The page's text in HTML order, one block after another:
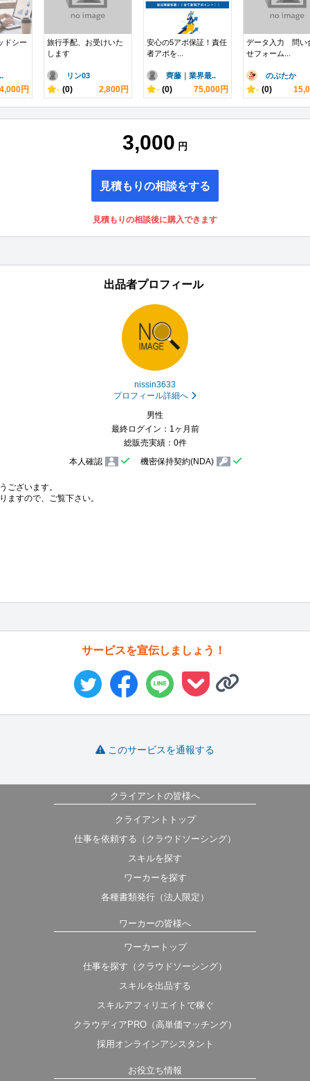
ドシー
4,000円
旅行手配、お受けいた
します
リン03
- (0) 2,800円
安心の5アポ保証！責任
者アポを...
齊藤｜業界最..
- (0) 75,000円
データ入力 問い
せフォーム...
のぶたか
- (0)
3,000 円
見積もりの相談をする
見積もりの相談後に購入できます
出品者プロフィール
nissin3633
プロフィール詳細へ
男性
最終ログイン：1ヶ月前
総販売実績：0件
本人確認
機密保持契約(NDA)
ございます。
ますので、ご覧下さい。
サービスを宣伝しましょう！
このサービスを通報する
クライアントの皆様へ
クライアントトップ
仕事を依頼する（クラウドソーシング）
スキルを探す
ワーカーを探す
各種書類発行（法人限定）
ワーカーの皆様へ
ワーカートップ
仕事を探す（クラウドソーシング）
スキルを出品する
スキルアフィリエイトで稼ぐ
クラウディアPRO（高単価マッチング）
採用オンラインアシスタント
お役立ち情報